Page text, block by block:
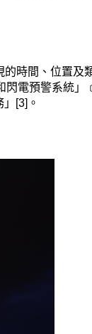
時間、位置及
電預警系統」
[3]。